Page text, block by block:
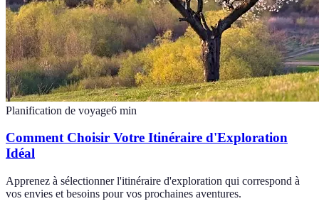
Planification de voyage6 min
Comment Choisir Votre Itinéraire d'Exploration
Idéal
Apprenez à sélectionner l'itinéraire d'exploration qui correspond à
vos envies et besoins pour vos prochaines aventures.